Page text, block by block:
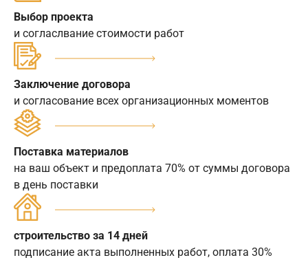
Выбор проекта
и согласлвание стоимости работ
Заключение договора
и согласование всех организационных моментов
Поставка материалов
на ваш объект и предоплата 70% от суммы договора
в день поставки
строительство за 14 дней
подписание акта выполненных работ, оплата 30%